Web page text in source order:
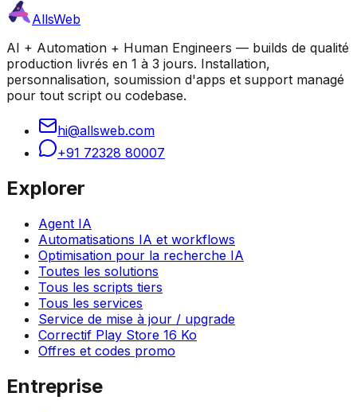
AllsWeb
AI + Automation + Human Engineers — builds de qualité
production livrés en 1 à 3 jours. Installation,
personnalisation, soumission d'apps et support managé
pour tout script ou codebase.
hi@allsweb.com
+91 72328 80007
Explorer
Agent IA
Automatisations IA et workflows
Optimisation pour la recherche IA
Toutes les solutions
Tous les scripts tiers
Tous les services
Service de mise à jour / upgrade
Correctif Play Store 16 Ko
Offres et codes promo
Entreprise